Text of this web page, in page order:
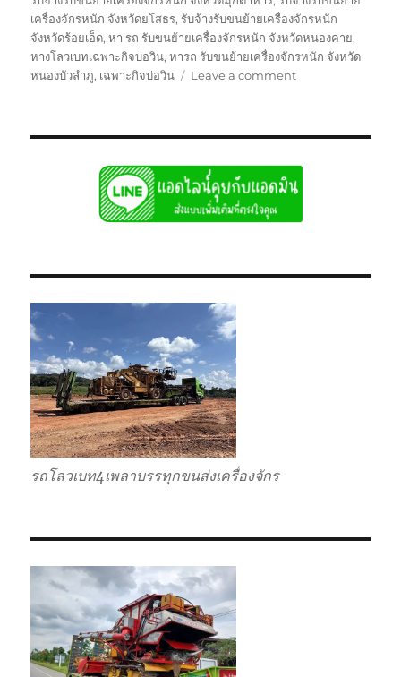
เครื่องจักรหนัก จังหวัดยโสธร,รับจ้างรับขนย้ายเครื่องจักรหนัก
จังหวัดร้อยเอ็ด,หา รถ รับขนย้ายเครื่องจักรหนัก จังหวัดหนองคาย,
หางโลวเบทเฉพาะกิจบ่อวิน,หารถ รับขนย้ายเครื่องจักรหนัก จังหวัด
หนองบัวลำภู, เฉพาะกิจบ่อวิน Leave a commenton
วิน
หัว
หาง
แท่น
รถโลวเบท4เพลาบรรทุกขนส่งเครื่องจักร